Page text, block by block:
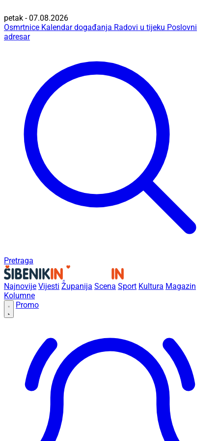
petak - 07.08.2026
Osmrtnice Kalendar događanja Radovi u tijeku Poslovni
adresar
Pretraga
Najnovije Vijesti Županija Scena Sport Kultura Magazin
Kolumne
Promo